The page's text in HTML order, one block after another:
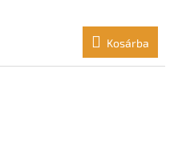
Kosárba